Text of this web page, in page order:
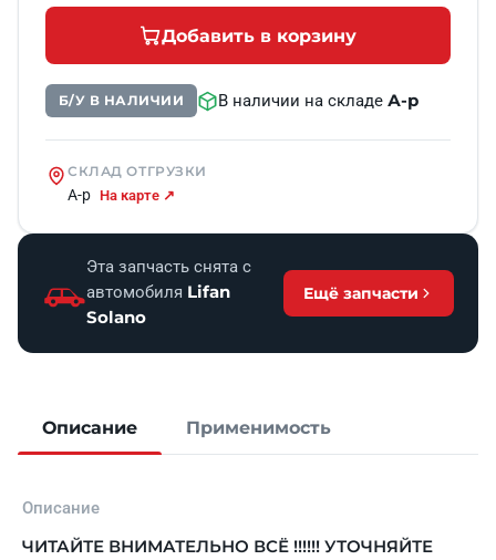
Добавить в корзину
Б/У В НАЛИЧИИ В наличии на складеА-р
СКЛАД ОТГРУЗКИ
А-р На карте ↗
Эта запчасть снята с
автомобиля Lifan
Solano
Ещё запчасти
Описание Применимость
Описание
ЧИТАЙТЕ ВНИМАТЕЛЬНО ВСЁ !!!!!! УТОЧНЯЙТЕ